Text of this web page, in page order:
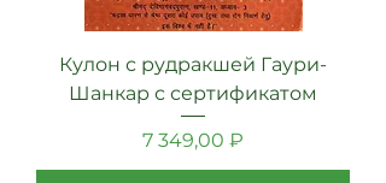
Кулон с рудракшей Гаури-
Шанкар с сертификатом
Цена
7 349,00 ₽